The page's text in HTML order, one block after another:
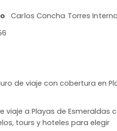
Carlos Concha Torres
de viaje con cobertura en
viaje a Playas de
tours y hoteles para elegir